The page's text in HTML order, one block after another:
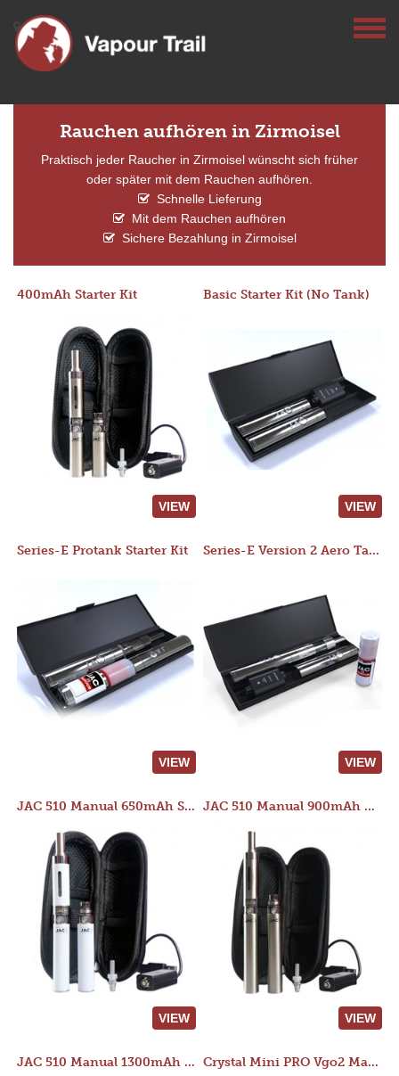
Rauchen aufhören in Zirmoisel
Praktisch jeder Raucher in Zirmoisel wünscht sich früher
oder später mit dem Rauchen aufhören.
Schnelle Lieferung
Mit dem Rauchen aufhören
Sichere Bezahlung in Zirmoisel
400mAh Starter Kit
VIEW
Basic Starter Kit (No Tank)
VIEW
Series-E Protank Starter Kit
VIEW
Series-E Version 2 Aero Tank Starter Kit
VIEW
JAC 510 Manual 650mAh Starter Kit
VIEW
JAC 510 Manual 900mAh Starter Kit
VIEW
JAC 510 Manual 1300mAh Starter Kit Crystal Mini PRO Vgo2 Manual 400mAh Kit